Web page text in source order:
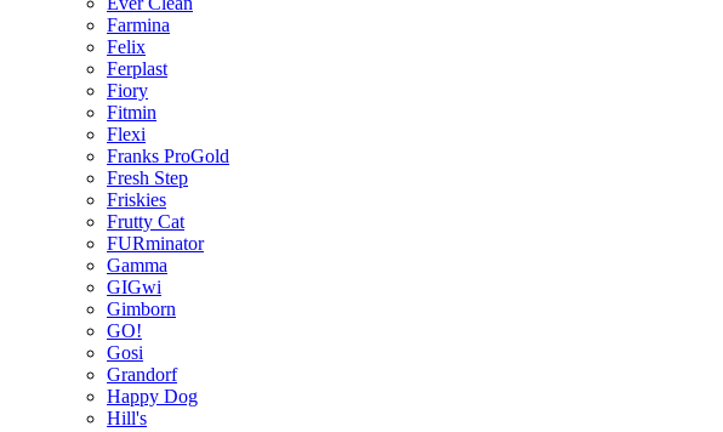
Farmina
Felix
Ferplast
Fiory
Fitmin
Flexi
Franks ProGold
Fresh Step
Friskies
Frutty Cat
FURminator
Gamma
GIGwi
Gimborn
GO!
Gosi
Grandorf
Happy Dog
Hill's